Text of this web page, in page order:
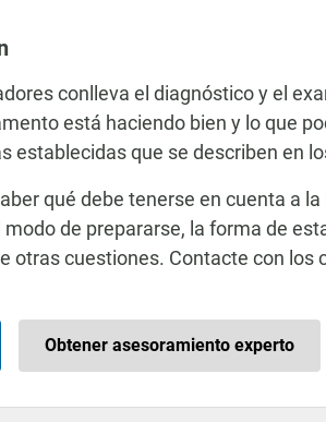
conlleva el diagnóstico y el
está haciendo bien y lo que
establecidas que se describen en
qué debe tenerse en cuenta a
de prepararse, la forma de
otras cuestiones. Contacte con los
Obtener asesoramiento experto